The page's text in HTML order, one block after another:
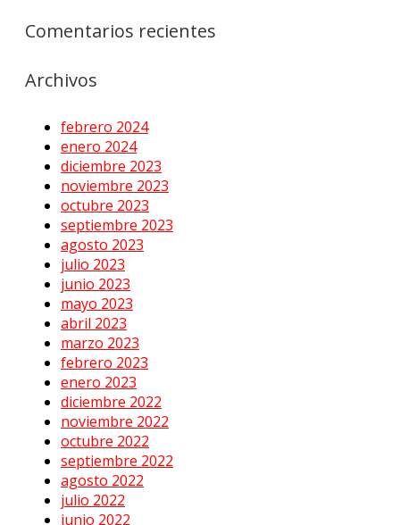
Comentarios recientes
Archivos
febrero 2024
enero 2024
diciembre 2023
noviembre 2023
octubre 2023
septiembre 2023
agosto 2023
julio 2023
junio 2023
mayo 2023
abril 2023
marzo 2023
febrero 2023
enero 2023
diciembre 2022
noviembre 2022
octubre 2022
septiembre 2022
agosto 2022
julio 2022
junio 2022